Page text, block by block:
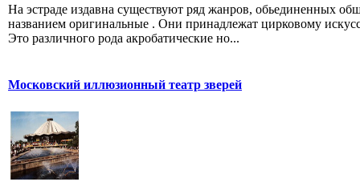
На эстраде издавна существуют ряд жанров, обьединенных
названием оригинальные . Они принадлежат цирковому
Это различного рода акробатические но...
Московский иллюзионный театр зверей